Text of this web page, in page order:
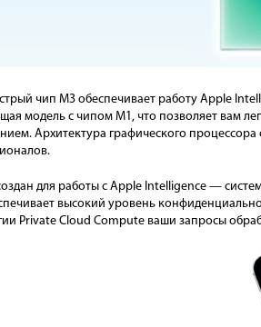
чип M3 обеспечивает работу Apple
модель с чипом M1, что позволяет вам
Архитектура графического
для работы с Apple Intelligence —
высокий уровень
Private Cloud Compute ваши запросы